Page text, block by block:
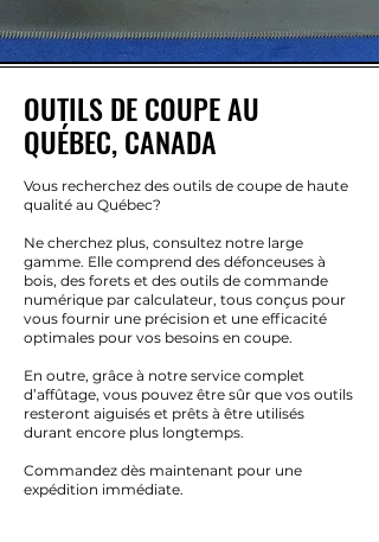
OUTILS DE COUPE AU
QUÉBEC, CANADA
Vous recherchez des outils de coupe de haute
qualité au Québec?
Ne cherchez plus, consultez notre large
gamme. Elle comprend des défonceuses à
bois, des forets et des outils de commande
numérique par calculateur, tous conçus pour
vous fournir une précision et une efficacité
optimales pour vos besoins en coupe.
En outre, grâce à notre service complet
d’affûtage, vous pouvez être sûr que vos outils
resteront aiguisés et prêts à être utilisés
durant encore plus longtemps.
Commandez dès maintenant pour une
expédition immédiate.